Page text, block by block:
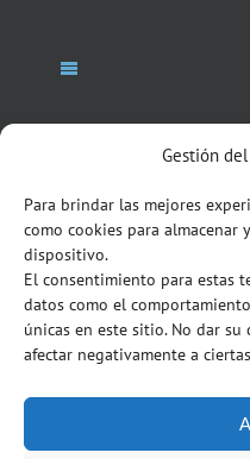
Gestión
Para brindar las mejores
como cookies para almacenar
dispositivo.
El consentimiento para estas
datos como el
únicas en este sitio. No dar
afectar negativamente a
Toggle
Bufete
Socios Abogados
Servicios
Italian Desk
Contacto
Blog
NEWSLETTER